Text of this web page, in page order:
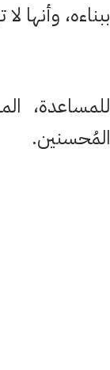
ببناءه، وأنها
للمساعدة،
المُحسنين.